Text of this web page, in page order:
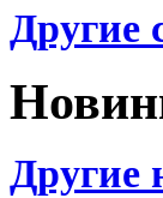
Другие
Другие